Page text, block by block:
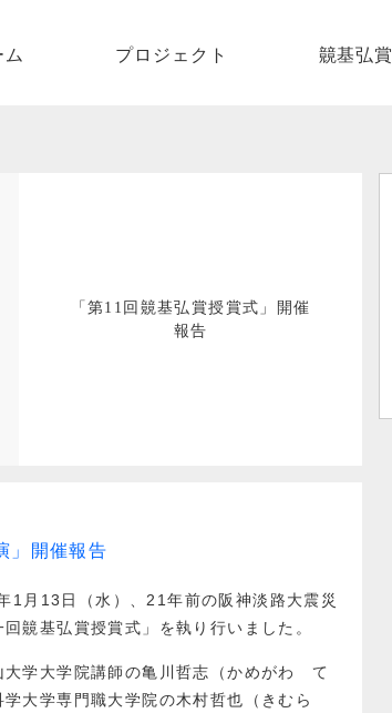
ム プロジェクト 竸基弘賞
「第11回竸基弘賞授賞式」開催
報告
」開催報告
1月13日（水）、21年前の阪神淡路大震災
竸基弘賞授賞式」を執り行いました。
大学大学院講師の亀川哲志（かめがわ て
大学専門職大学院の木村哲也（きむら